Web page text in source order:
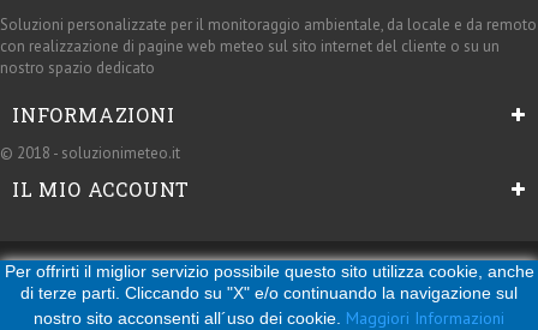
Soluzioni personalizzate per il monitoraggio ambientale, da locale e da remoto
con realizzazione di pagine web meteo sul sito internet del cliente o su un
nostro spazio dedicato
INFORMAZIONI
© 2018 - soluzionimeteo.it
IL MIO ACCOUNT
Per offrirti il miglior servizio possibile questo sito utilizza cookie, anche
di terze parti. Cliccando su "X" e/o continuando la navigazione sul
nostro sito acconsenti all´uso dei cookie. Maggiori Informazioni